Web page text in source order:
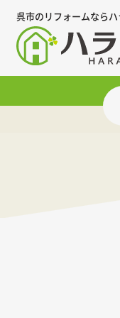
呉市のリフォームなら